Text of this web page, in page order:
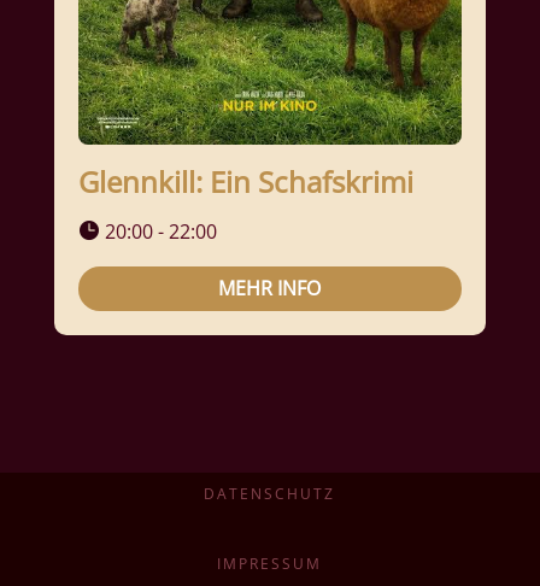
Glennkill: Ein Schafskrimi
20:00 - 22:00
MEHR INFO
DATENSCHUTZ
IMPRESSUM